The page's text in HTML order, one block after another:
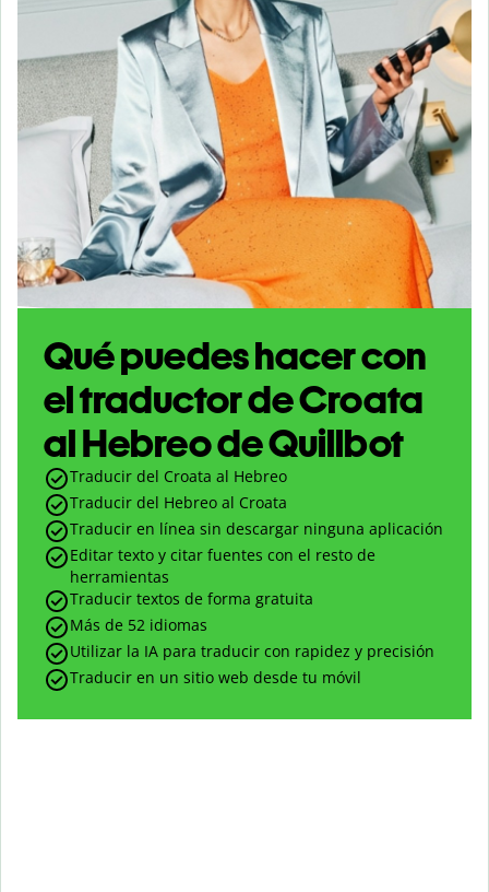
Qué puedes hacer con
el traductor de Croata
al Hebreo de Quillbot
Traducir del Croata al Hebreo
Traducir del Hebreo al Croata
Traducir en línea sin descargar ninguna aplicación
Editar texto y citar fuentes con el resto de
herramientas
Traducir textos de forma gratuita
Más de 52 idiomas
Utilizar la IA para traducir con rapidez y precisión
Traducir en un sitio web desde tu móvil